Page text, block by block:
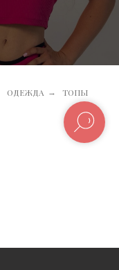
ОДЕЖДА → ТОПЫ